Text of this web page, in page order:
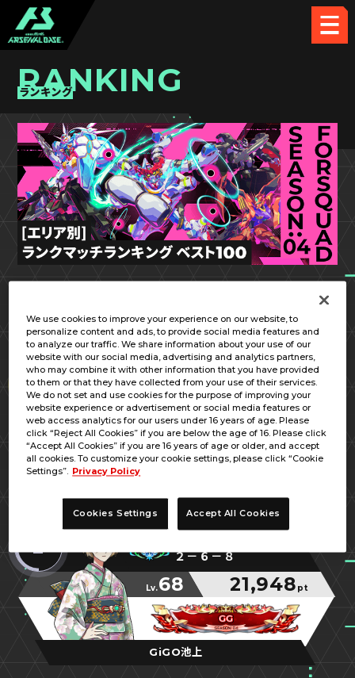
RANKING
ランキング
1
東京都
うーω／ノスケ財団
Lv.70 55,012pt
デストロイだぜ
デストロイだぜ
デストロイだぜ
2
東京都
２－６－８
Lv.68 21,948 pt
GG
GG
GG
GiGO池上
We use cookies to improve your experience on our website, to
personalize content and ads, to provide social media features and
to analyze our traffic. We share information about your use of our
website with our social media, advertising and analytics partners,
who may combine it with other information that you have provided
to them or that they have collected from your use of their services.
We do not set and use cookies for the purpose of improving your
website experience or advertisement or social media features or
web access analytics for our users under 16 years of age. Please
click “Reject All Cookies” if you are below the age of 16. Please click
“Accept All Cookies” if you are 16 years of age or older, and accept
all cookies. To customize your cookie settings, please click “Cookie
Settings”. Privacy Policy
Cookies Settings Accept All Cookies